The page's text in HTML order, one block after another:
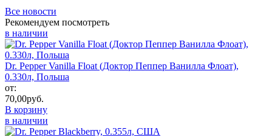
Все новости
Рекомендуем посмотреть
в наличии
Dr. Pepper Vanilla Float (Доктор Пеппер Ванилла Флоат),
0.330л, Польша
от:
70,00руб.
В корзину
в наличии